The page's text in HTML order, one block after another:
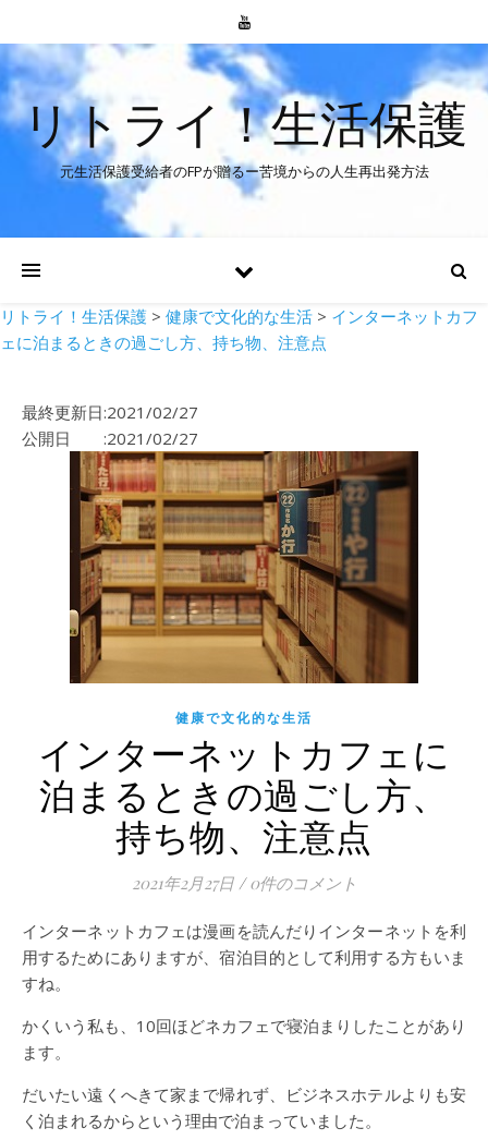
リトライ！生活保護
元生活保護受給者のFPが贈るー苦境からの人生再出発方法
リトライ！生活保護 > 健康で文化的な生活 > インターネットカフ
ェに泊まるときの過ごし方、持ち物、注意点
最終更新日:2021/02/27
公開日 :2021/02/27
健康で文化的な生活
インターネットカフェに
泊まるときの過ごし方、
持ち物、注意点
2021年2月27日 / 0件のコメント
インターネットカフェは漫画を読んだりインターネットを利
用するためにありますが、宿泊目的として利用する方もいま
すね。
かくいう私も、10回ほどネカフェで寝泊まりしたことがあり
ます。
だいたい遠くへきて家まで帰れず、ビジネスホテルよりも安
く泊まれるからという理由で泊まっていました。